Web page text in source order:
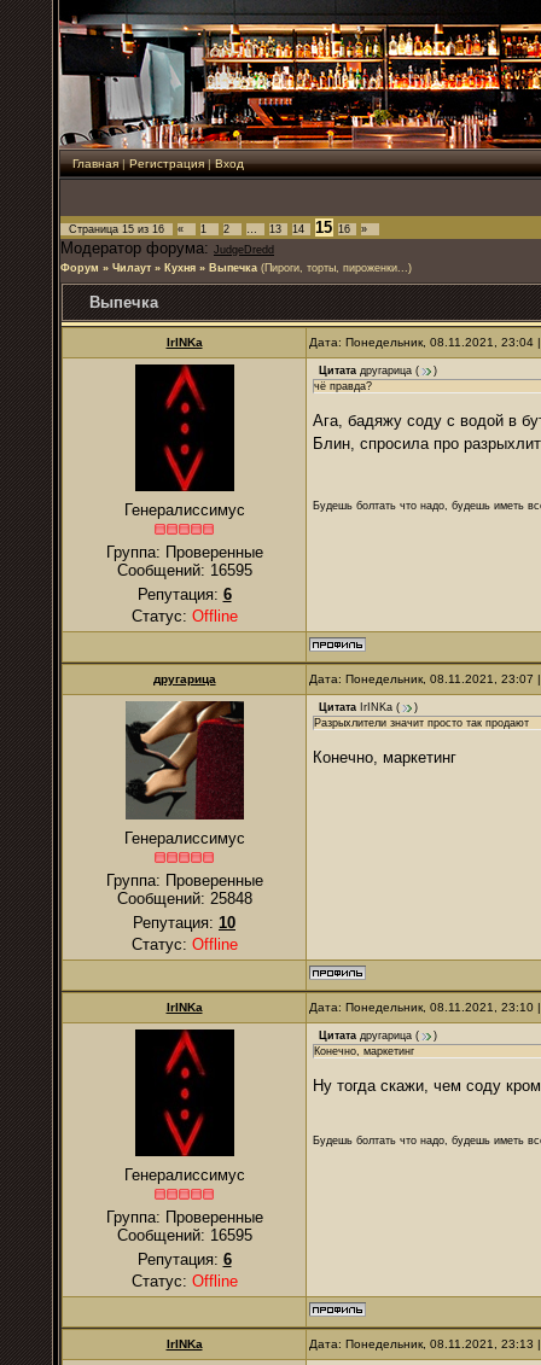
Главная|Регистрация|Вход
Страница 15 из 16 « 1 2 … 13 14 15 16 »
Модератор форума: JudgeDredd
Форум » Чилаут » Кухня » Выпечка (Пироги, торты, пироженки...)
Выпечка
IrINKa Дата: Понедельник, 08.11.2021,
Генералиссимус
Группа: Проверенные
Сообщений: 16595
Репутация: 6
Статус: Offline
Цитата другарица (
)
чё правда?
Ага, бадяжу соду с водой в
Блин, спросила про
Будешь болтать что надо, будешь иметь
другарица Дата: Понедельник, 08.11.2021,
Генералиссимус
Группа: Проверенные
Сообщений: 25848
Репутация: 10
Статус: Offline
Цитата IrINKa (
)
Разрыхлители значит просто так продают
Конечно, маркетинг
IrINKa Дата: Понедельник, 08.11.2021,
Генералиссимус
Группа: Проверенные
Сообщений: 16595
Репутация: 6
Статус: Offline
Цитата другарица (
)
Конечно, маркетинг
Ну тогда скажи, чем соду
Будешь болтать что надо, будешь иметь
IrINKa Дата: Понедельник, 08.11.2021,